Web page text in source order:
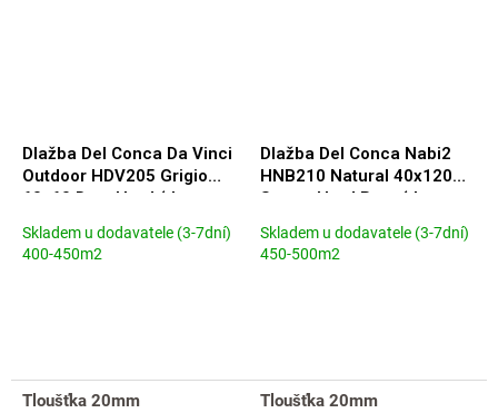
Dlažba Del Conca Da Vinci
Outdoor HDV205 Grigio
60x60 Due. Hard (tl.
Skladem u dodavatele (3-7dní)
400-450m2
Dlažba Del Conca Nabi2
HNB210 Natural 40x120
Spess. Hard Rett. (tl.
Skladem u dodavatele (3-7dní)
450-500m2
Tloušťka 20mm Tloušťka 20mm